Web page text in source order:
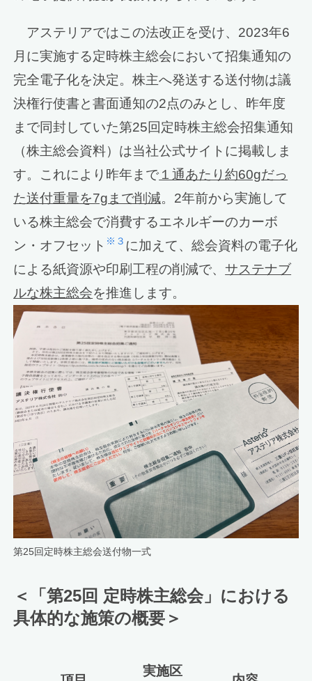
アステリアではこの法改正を受け、2023年6
月に実施する定時株主総会において招集通知の
完全電子化を決定。株主へ発送する送付物は議
決権行使書と書面通知の2点のみとし、昨年度
まで同封していた第25回定時株主総会招集通知
（株主総会資料）は当社公式サイトに掲載しま
す。これにより昨年まで １通あたり約60gだっ
た送付重量を7gまで削減。2年前から実施して
いる株主総会で消費するエネルギーのカーボ
ン・オフセット ※３ に加えて、総会資料の電子化
による紙資源や印刷工程の削減で、サステナブ
ルな株主総会を推進します。
第25回定時株主総会送付物一式
＜「第25回 定時株主総会」における
具体的な施策の概要＞
実施区